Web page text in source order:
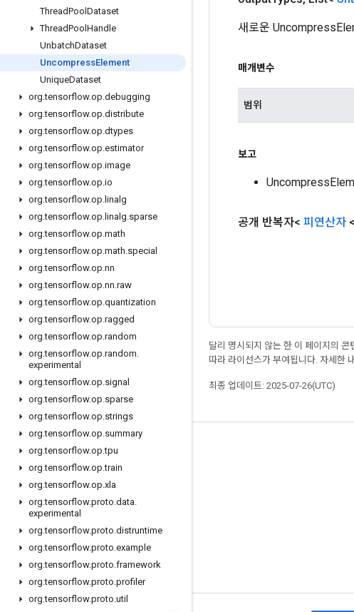
ThreadPool Dataset
ThreadPool Handle
UnbatchDataset
UncompressElement
UniqueDataset
org.tensorflow.op.debugging
org.tensorflow.op.distribute
org.tensorflow.op.dtypes
org.tensorflow.op.estimator
org.tensorflow.op.image
org.tensorflow.op.io
org.tensorflow.op. linalg
org.tensorflow.op. linalg.sparse
org.tensorflow.op.math
org.tensorflow.op.math.special
org.tensorflow.op.nn
org.tensorflow.op.nn.raw
org.tensorflow.op.quantization
org.tensorflow.op.ragged
org.tensorflow.op.random
org.tensorflow.op.random.
experimental
org.tensorflow.op.signal
org.tensorflow.op.sparse
org.tensorflow.op.strings
org.tensorflow.op.summary
org.tensorflow.op.tpu
org.tensorflow.op.train
org.tensorflow.op.xla
org.tensorflow.proto.data.
experimental
org.tensorflow.proto.distruntime
org.tensorflow.proto.example
org.tensorflow.proto.framework
org.tensorflow.proto.profiler
org.tensorflow.proto.util
새로운
매개변수
범위
보고
공개 반복자< 피연산자 <
달리 명시되지 않는 한 이 페이지의 콘
따라 라이선스가 부여됩니다. 자세한
최종 업데이트: 2025-07-26(UTC)
최신 소식 확인하기
블로그
GitHub
YouTube